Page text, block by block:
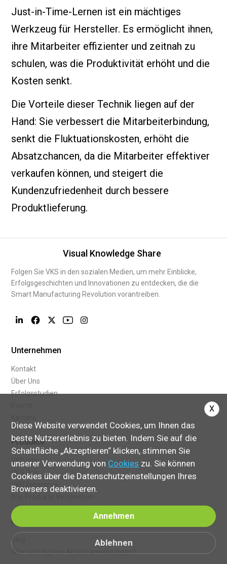
Just-in-Time-Lernen ist ein mächtiges
Werkzeug für Hersteller. Es ermöglicht ihnen,
ihre Mitarbeiter effizienter und zeitnah zu
schulen, was die Produktivität erhöht und die
Kosten senkt.
Die Vorteile dieser Technik liegen auf der
Hand: Sie verbessert die Mitarbeiterbindung,
senkt die Fluktuationskosten, erhöht die
Absatzchancen, da die Mitarbeiter effektiver
verkaufen können, und steigert die
Kundenzufriedenheit durch bessere
Produktlieferung.
Diese Website verwendet Cookies, um Ihnen das
beste Nutzererlebnis zu bieten. Indem Sie auf die
Schaltfläche „Akzeptieren“ klicken, stimmen Sie
unserer Verwendung von Cookies zu. Sie können
Cookies über die Datenschutzeinstellungen Ihres
Browsers deaktivieren.
Annehmen
Ablehnen
X
Visual Knowledge Share
Folgen Sie VKS in den sozialen Medien, um mehr Einblicke,
Erfolgsgeschichten und Innovationen zu entdecken, die die
Smart Manufacturing Revolution vorantreiben.
Unternehmen
Kontakt
Über Uns
Erfolgsstudien
Produkte
VKS Lite
VKS Pro
VKS Enterprise
Ressourcen
Blog
Was sind digitale Arbeitsanweisungen?